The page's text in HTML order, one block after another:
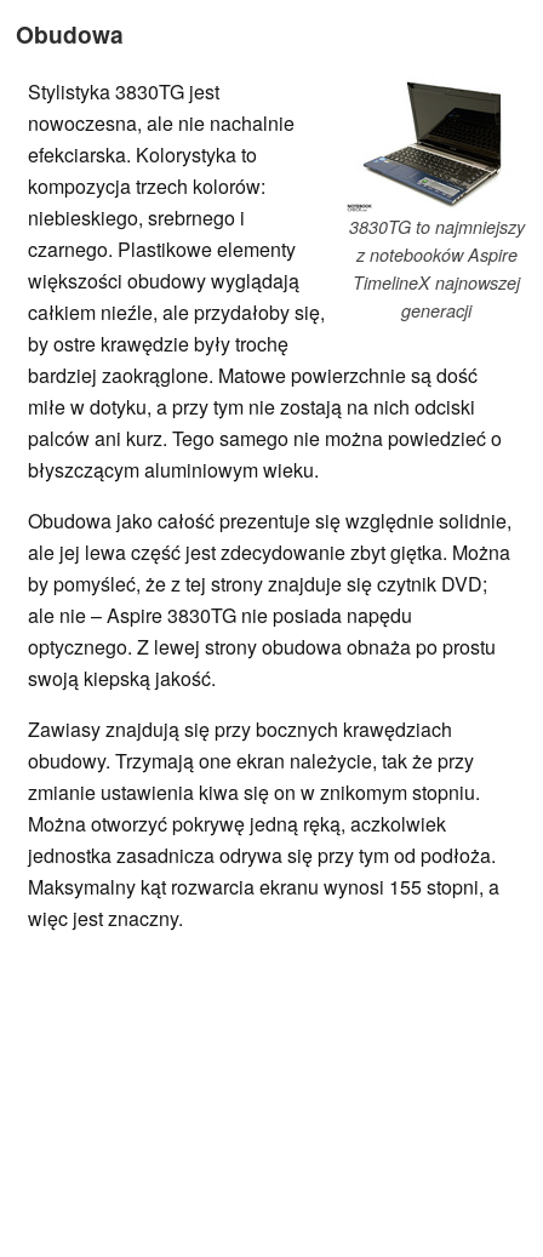
Obudowa
3830TG to najmniejszy
z notebooków Aspire
TimelineX najnowszej
generacji
Stylistyka 3830TG jest
nowoczesna, ale nie nachalnie
efekciarska. Kolorystyka to
kompozycja trzech kolorów:
niebieskiego, srebrnego i
czarnego. Plastikowe elementy
większości obudowy wyglądają
całkiem nieźle, ale przydałoby się,
by ostre krawędzie były trochę
bardziej zaokrąglone. Matowe powierzchnie są dość
miłe w dotyku, a przy tym nie zostają na nich odciski
palców ani kurz. Tego samego nie można powiedzieć o
błyszczącym aluminiowym wieku.
Obudowa jako całość prezentuje się względnie solidnie,
ale jej lewa część jest zdecydowanie zbyt giętka. Można
by pomyśleć, że z tej strony znajduje się czytnik DVD;
ale nie – Aspire 3830TG nie posiada napędu
optycznego. Z lewej strony obudowa obnaża po prostu
swoją kiepską jakość.
Zawiasy znajdują się przy bocznych krawędziach
obudowy. Trzymają one ekran należycie, tak że przy
zmianie ustawienia kiwa się on w znikomym stopniu.
Można otworzyć pokrywę jedną ręką, aczkolwiek
jednostka zasadnicza odrywa się przy tym od podłoża.
Maksymalny kąt rozwarcia ekranu wynosi 155 stopni, a
więc jest znaczny.